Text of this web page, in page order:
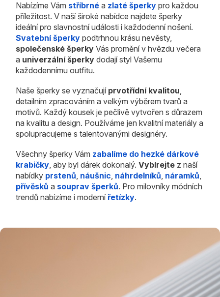
Nabízíme Vám stříbrné a zlaté šperky pro každou
příležitost. V naší široké nabídce najdete šperky
ideální pro slavnostní události i každodenní nošení.
Svatební šperky podtrhnou krásu nevěsty,
společenské šperky Vás promění v hvězdu večera
a univerzální šperky dodají styl Vašemu
každodennímu outfitu.
Naše šperky se vyznačují prvotřídní kvalitou,
detailním zpracováním a velkým výběrem tvarů a
motivů. Každý kousek je pečlivě vytvořen s důrazem
na kvalitu a design. Používáme jen kvalitní materiály a
spolupracujeme s talentovanými designéry.
Všechny šperky Vám zabalíme do hezké dárkové
krabičky, aby byl dárek dokonalý. Vybírejte z naší
nabídky prstenů, náušnic, náhrdelníků, náramků,
přívěsků a souprav šperků. Pro milovníky módních
trendů nabízíme i modernířetízky.